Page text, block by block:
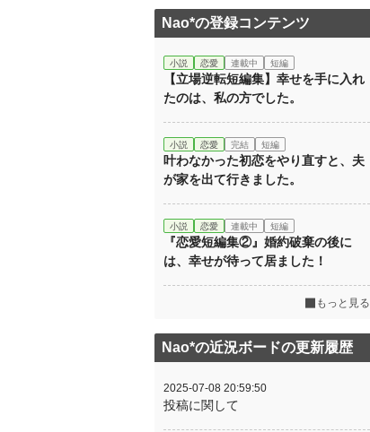
Nao*の登録コンテンツ
小説 恋愛 連載中 短編
【立場逆転短編集】幸せを手に入れ
たのは、私の方でした。
小説 恋愛 完結 短編
叶わなかった初恋をやり直すと、夫
が家を出て行きました。
小説 恋愛 連載中 短編
『恋愛短編集②』婚約破棄の後に
は、幸せが待って居ました！
もっと見る
Nao*の近況ボードの更新履歴
2025-07-08 20:59:50
投稿に関して